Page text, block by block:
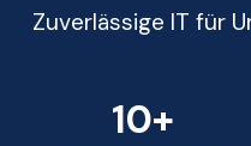
Zuverlässige IT für
10+